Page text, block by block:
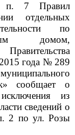
п. 7 Правил
отдельных
по
домом,
года № 289
сообщает о
из
сведений о
2 по ул. Розы